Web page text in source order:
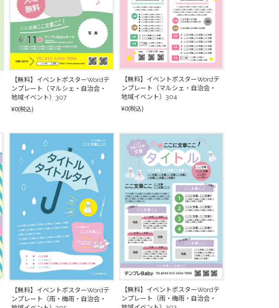
【無料】イベントポスターWordテ
ンプレート（マルシェ・自治会・
地域イベント）307
¥0(税込)
【無料】イベントポスターWordテ
ンプレート（マルシェ・自治会・
地域イベント）304
¥0(税込)
【無料】イベントポスターWordテ
ンプレート（雨・梅雨・自治会・
【無料】イベントポスターWordテ
ンプレート（雨・梅雨・自治会・